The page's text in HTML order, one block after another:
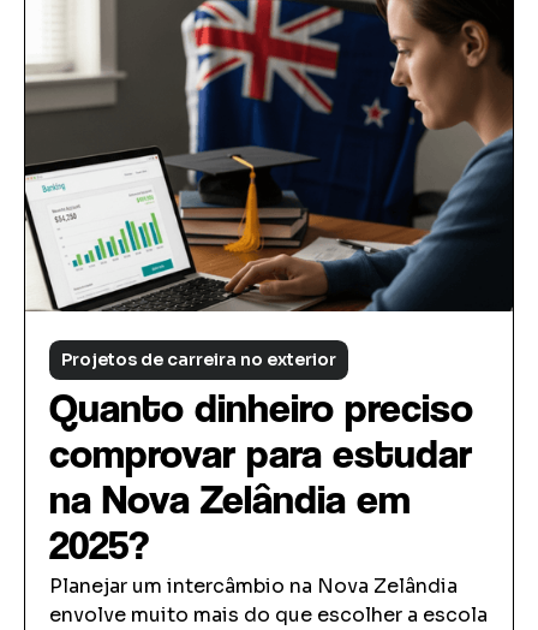
Projetos de carreira no exterior
Quanto dinheiro preciso
comprovar para estudar
na Nova Zelândia em
2025?
Planejar um intercâmbio na Nova Zelândia
envolve muito mais do que escolher a escola